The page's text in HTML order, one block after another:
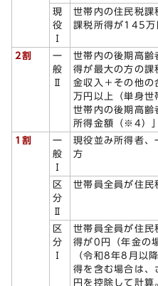
現
役
Ⅰ
世帯内の住民税課
課税所得が145
2割
一
般
Ⅱ
世帯内の後期高齢
得が最大の方の
金収入＋その他
万円以上（単身世
世帯内の後期高齢
所得金額（※4）
1割
一
般
Ⅰ
現役並み所得者
方
区
分
Ⅱ
世帯員全員が住民
区
分
Ⅰ
世帯員全員が住民
得が0円（年金の
（令和8年8月以
得を含む場合は
円を控除して計